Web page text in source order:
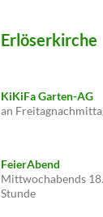
Erlöserkirche
KiKiFa Garten-AG
an
FeierAbend
Mittwochabends
Stunde